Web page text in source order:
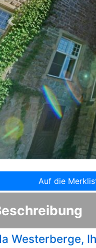
Zurück
Auf die
Westerberge,